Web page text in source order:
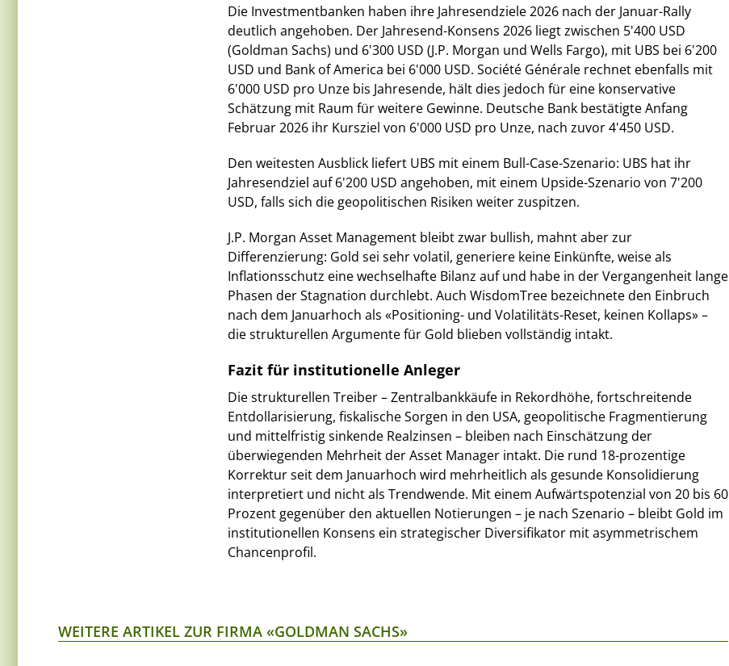
Die Investmentbanken haben ihre Jahresendziele 2026 nach der Januar-Rally
deutlich angehoben. Der Jahresend-Konsens 2026 liegt zwischen 5'400 USD
(Goldman Sachs) und 6'300 USD (J.P. Morgan und Wells Fargo), mit UBS bei 6'200
USD und Bank of America bei 6'000 USD. Société Générale rechnet ebenfalls mit
6'000 USD pro Unze bis Jahresende, hält dies jedoch für eine konservative
Schätzung mit Raum für weitere Gewinne. Deutsche Bank bestätigte Anfang
Februar 2026 ihr Kursziel von 6'000 USD pro Unze, nach zuvor 4'450 USD.
Den weitesten Ausblick liefert UBS mit einem Bull-Case-Szenario: UBS hat ihr
Jahresendziel auf 6'200 USD angehoben, mit einem Upside-Szenario von 7'200
USD, falls sich die geopolitischen Risiken weiter zuspitzen.
J.P. Morgan Asset Management bleibt zwar bullish, mahnt aber zur
Differenzierung: Gold sei sehr volatil, generiere keine Einkünfte, weise als
Inflationsschutz eine wechselhafte Bilanz auf und habe in der Vergangenheit lange
Phasen der Stagnation durchlebt. Auch WisdomTree bezeichnete den Einbruch
nach dem Januarhoch als «Positioning- und Volatilitäts-Reset, keinen Kollaps» –
die strukturellen Argumente für Gold blieben vollständig intakt.
Fazit für institutionelle Anleger
Die strukturellen Treiber – Zentralbankkäufe in Rekordhöhe, fortschreitende
Entdollarisierung, fiskalische Sorgen in den USA, geopolitische Fragmentierung
und mittelfristig sinkende Realzinsen – bleiben nach Einschätzung der
überwiegenden Mehrheit der Asset Manager intakt. Die rund 18-prozentige
Korrektur seit dem Januarhoch wird mehrheitlich als gesunde Konsolidierung
interpretiert und nicht als Trendwende. Mit einem Aufwärtspotenzial von 20 bis 60
Prozent gegenüber den aktuellen Notierungen – je nach Szenario – bleibt Gold im
institutionellen Konsens ein strategischer Diversifikator mit asymmetrischem
Chancenprofil.
WEITERE ARTIKEL ZUR FIRMA «GOLDMAN SACHS»